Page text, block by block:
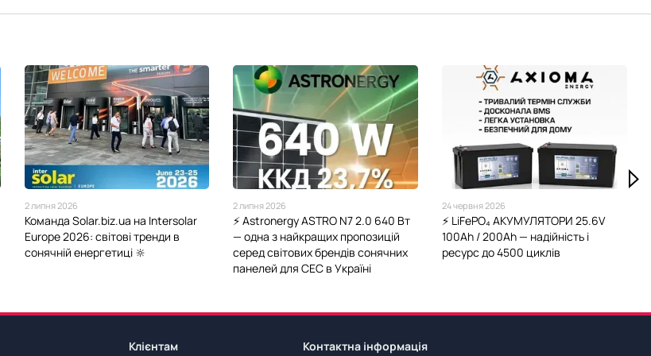
2 липня 2026
Команда Solar.biz.ua на Intersolar
Europe 2026: світові тренди в
сонячній енергетиці 🔆
2 липня 2026
⚡️ Astronergy ASTRO N7 2.0 640 Вт
— одна з найкращих пропозицій
серед світових брендів сонячних
панелей для СЕС в Україні
24 червня 2026
⚡️ LiFePO₄ АКУМУЛЯТОРИ 25.6V
100Ah / 200Ah — надійність і
ресурс до 4500 циклів
Клієнтам Контактна інформація